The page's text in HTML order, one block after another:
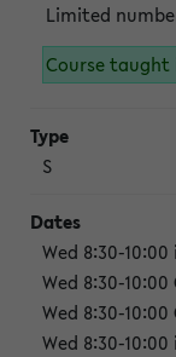
Limited
Course taught
S
Wed 8:30-10:00
Wed 8:30-10:00
Wed 8:30-10:00
Wed 8:30-10:00